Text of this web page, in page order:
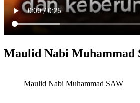
Maulid Nabi Muhammad
Maulid Nabi Muhammad SAW